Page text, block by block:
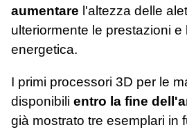
aumentare l'altezza delle
ulteriormente le prestazioni e
energetica.
I primi processori 3D per le
disponibili entro la fine
già mostrato tre esemplari in